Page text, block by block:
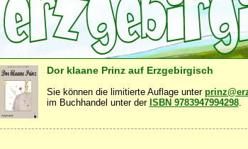
Dor klaane Prinz auf Erzgebirgisch
Sie können die limitierte Auflage unter
im Buchhandel unter der ISBN 9783947994298.